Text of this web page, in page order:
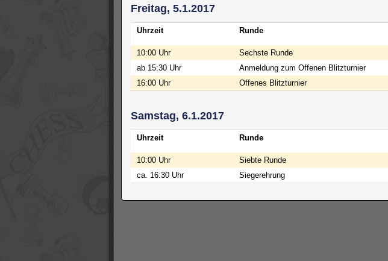
Freitag, 5.1.2017
Uhrzeit Runde
10:00 Uhr
Sechste Runde
ab 15:30 Uhr
Anmeldung zum Offenen Blitzturnier
16:00 Uhr
Offenes Blitzturnier
Samstag, 6.1.2017
Uhrzeit Runde
10:00 Uhr
Siebte Runde
ca. 16:30 Uhr
Siegerehrung